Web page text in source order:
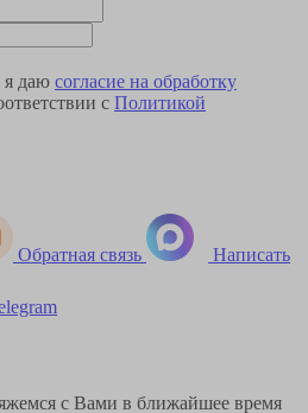
я даю согласие на обработку
с Политикой
Обратная связь Написать
с Вами в ближайшее время